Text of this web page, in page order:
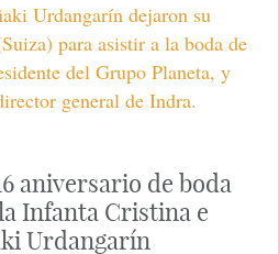
Urdangarín dejaron su
para asistir a la boda de
del Grupo Planeta, y
general de Indra.
aniversario de boda
Infanta Cristina e
Urdangarín